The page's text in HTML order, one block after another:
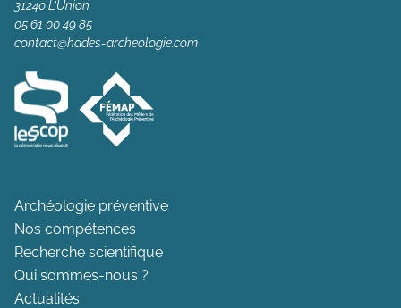
31240 L’Union
05 61 00 49 85
contact@hades-archeologie.com
Archéologie préventive
Nos compétences
Recherche scientifique
Qui sommes-nous ?
Actualités